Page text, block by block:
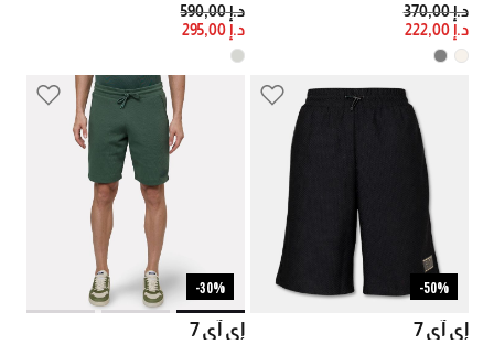
PRICE REDUCED FROM
د.إ 370,00
TO
د.إ 222,00
PRICE REDUCED FROM
د.إ 590,00
د.إ 295,00
50%-
إي آي 7
30%-
إي آي 7